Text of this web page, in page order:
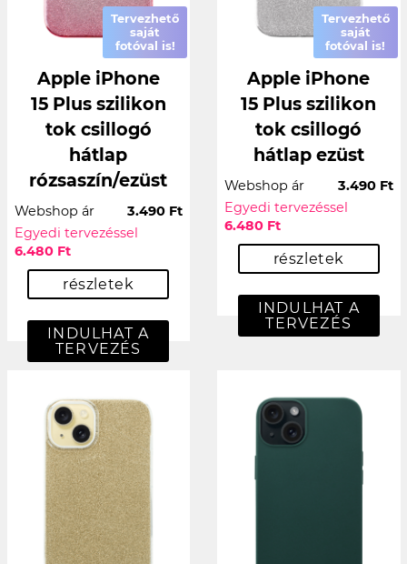
Tervezhető
saját
fotóval is!
Apple iPhone
15 Plus szilikon
tok csillogó
hátlap
rózsaszín/ezüst
Webshop ár
3.490 Ft
Egyedi tervezéssel
6.480 Ft
részletek
INDULHAT A
TERVEZÉS
Tervezhető
saját
fotóval is!
Apple iPhone
15 Plus szilikon
tok csillogó
hátlap ezüst
Webshop ár
3.490 Ft
Egyedi tervezéssel
6.480 Ft
részletek
INDULHAT A
TERVEZÉS